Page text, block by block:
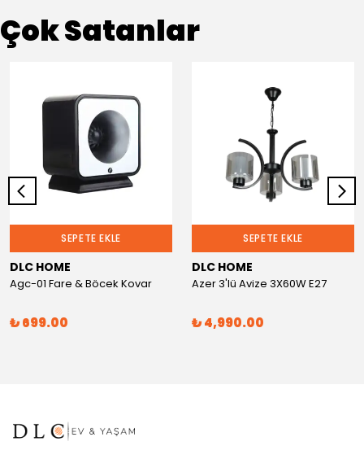
Çok Satanlar
SEPETE EKLE
DLC HOME
Agc-01 Fare & Böcek Kovar
₺ 699.00
SEPETE EKLE
DLC HOME
Azer 3'lü Avize 3X60W E27
₺ 4,990.00